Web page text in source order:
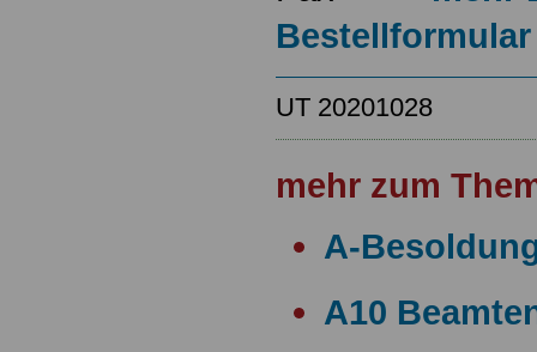
Bestellformular
UT 20201028
mehr zum
A-
A10